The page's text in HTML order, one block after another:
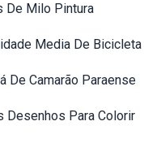
De Milo Pintura
Media De Bicicleta
De Camarão Paraense
Desenhos Para Colorir